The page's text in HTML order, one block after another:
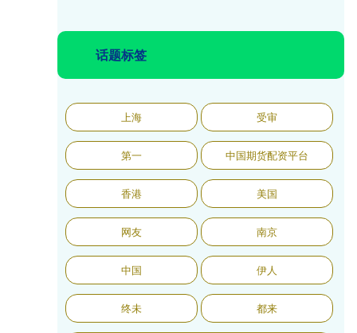
话题标签
上海 受审
第一 中国期货配资平台
香港 美国
网友 南京
中国 伊人
终未 都来